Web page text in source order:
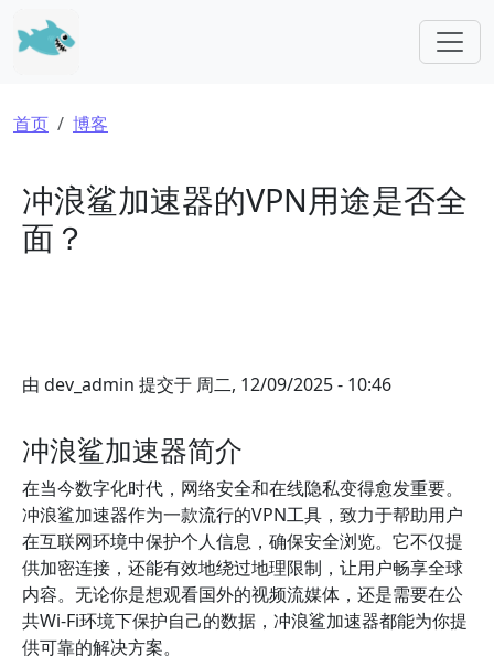
面包屑
首页 博客
冲浪鲨加速器的VPN用途是否全
面？
由 dev_admin 提交于 周二, 12/09/2025 - 10:46
冲浪鲨加速器简介
在当今数字化时代，网络安全和在线隐私变得愈发重要。
冲浪鲨加速器作为一款流行的VPN工具，致力于帮助用户
在互联网环境中保护个人信息，确保安全浏览。它不仅提
供加密连接，还能有效地绕过地理限制，让用户畅享全球
内容。无论你是想观看国外的视频流媒体，还是需要在公
共Wi-Fi环境下保护自己的数据，冲浪鲨加速器都能为你提
供可靠的解决方案。